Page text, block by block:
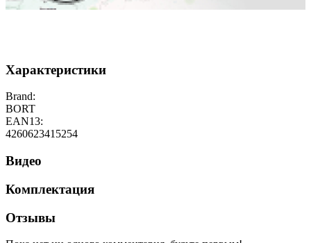
Характеристики
Brand:
BORT
EAN13:
4260623415254
Видео
Комплектация
Отзывы